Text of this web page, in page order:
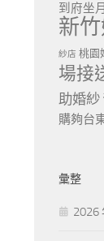
到府坐
新
紗店 桃園
場接
助婚紗
購夠台
彙整
2026